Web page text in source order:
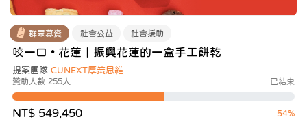
群眾募資 社會公益 社會援助
咬一口 • 花蓮｜振興花蓮的一盒手工餅乾
提案團隊 CUNEXT厚策思維
贊助人數 255人 已結束
54%
NT$ 549,450